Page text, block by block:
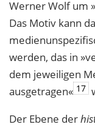
Werner Wolf um
Das Motiv kann
werden, das in
dem jeweiligen
ausgetragen« 17
Der Ebene der